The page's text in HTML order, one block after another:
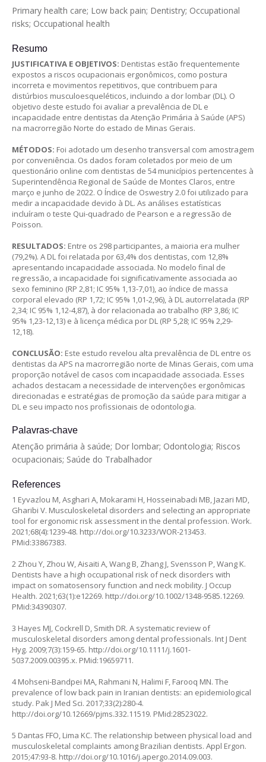
Primary health care; Low back pain; Dentistry; Occupational
risks; Occupational health
Resumo
JUSTIFICATIVA E OBJETIVOS: Dentistas estão frequentemente
expostos a riscos ocupacionais ergonômicos, como postura
incorreta e movimentos repetitivos, que contribuem para
distúrbios musculoesqueléticos, incluindo a dor lombar (DL). O
objetivo deste estudo foi avaliar a prevalência de DL e
incapacidade entre dentistas da Atenção Primária à Saúde (APS)
na macrorregião Norte do estado de Minas Gerais.
MÉTODOS: Foi adotado um desenho transversal com amostragem
por conveniência. Os dados foram coletados por meio de um
questionário online com dentistas de 54 municípios pertencentes à
Superintendência Regional de Saúde de Montes Claros, entre
março e junho de 2022. O Índice de Oswestry 2.0 foi utilizado para
medir a incapacidade devido à DL. As análises estatísticas
incluíram o teste Qui-quadrado de Pearson e a regressão de
Poisson.
RESULTADOS: Entre os 298 participantes, a maioria era mulher
(79,2%). A DL foi relatada por 63,4% dos dentistas, com 12,8%
apresentando incapacidade associada. No modelo final de
regressão, a incapacidade foi significativamente associada ao
sexo feminino (RP 2,81; IC 95% 1,13-7,01), ao índice de massa
corporal elevado (RP 1,72; IC 95% 1,01-2,96), à DL autorrelatada (RP
2,34; IC 95% 1,12-4,87), à dor relacionada ao trabalho (RP 3,86; IC
95% 1,23-12,13) e à licença médica por DL (RP 5,28; IC 95% 2,29-
12,18).
CONCLUSÃO: Este estudo revelou alta prevalência de DL entre os
dentistas da APS na macrorregião norte de Minas Gerais, com uma
proporção notável de casos com incapacidade associada. Esses
achados destacam a necessidade de intervenções ergonômicas
direcionadas e estratégias de promoção da saúde para mitigar a
DL e seu impacto nos profissionais de odontologia.
Palavras-chave
Atenção primária à saúde; Dor lombar; Odontologia; Riscos
ocupacionais; Saúde do Trabalhador
References
1 Eyvazlou M, Asghari A, Mokarami H, Hosseinabadi MB, Jazari MD,
Gharibi V. Musculoskeletal disorders and selecting an appropriate
tool for ergonomic risk assessment in the dental profession. Work.
2021;68(4):1239-48. http://doi.org/10.3233/WOR-213453.
PMid:33867383.
2 Zhou Y, Zhou W, Aisaiti A, Wang B, Zhang J, Svensson P, Wang K.
Dentists have a high occupational risk of neck disorders with
impact on somatosensory function and neck mobility. J Occup
Health. 2021;63(1):e12269. http://doi.org/10.1002/1348-9585.12269.
PMid:34390307.
3 Hayes MJ, Cockrell D, Smith DR. A systematic review of
musculoskeletal disorders among dental professionals. Int J Dent
Hyg. 2009;7(3):159-65. http://doi.org/10.1111/j.1601-
5037.2009.00395.x. PMid:19659711.
4 Mohseni-Bandpei MA, Rahmani N, Halimi F, Farooq MN. The
prevalence of low back pain in Iranian dentists: an epidemiological
study. Pak J Med Sci. 2017;33(2):280-4.
http://doi.org/10.12669/pjms.332.11519. PMid:28523022.
5 Dantas FFO, Lima KC. The relationship between physical load and
musculoskeletal complaints among Brazilian dentists. Appl Ergon.
2015;47:93-8. http://doi.org/10.1016/j.apergo.2014.09.003.